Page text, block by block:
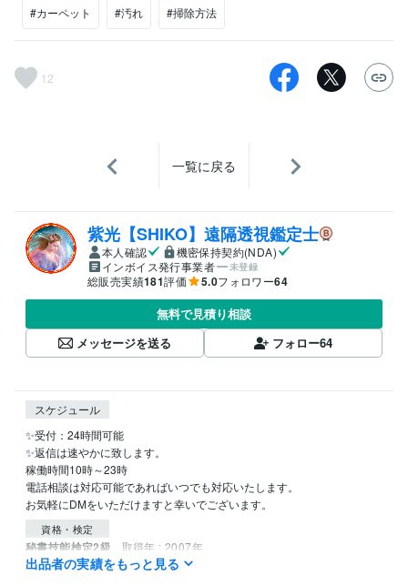
#カーペット #汚れ #掃除方法
12
一覧に戻る
紫光【SHIKO】遠隔透視鑑定士
本人確認
機密保持契約(NDA)
インボイス発行事業者
未登録
総販売実績181評価 5.0フォロワー64
無料で見積り相談
メッセージを送る
フォロー64
スケジュール
✨受付：24時間可能
✨返信は速やかに致します。
稼働時間10時～23時
電話相談は対応可能であればいつでも対応いたします。
資格・検定
秘書技能検定2級 取得年 : 2007年
出品者の実績をもっと見る